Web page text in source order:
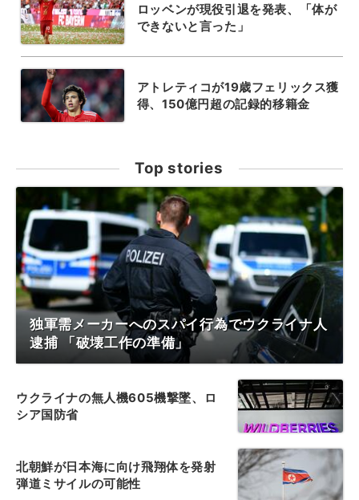
ロッベンが現役引退を発表、「体が
できないと言った」
アトレティコが19歳フェリックス獲
得、150億円超の記録的移籍金
Top stories
独軍需メーカーへのスパイ行為でウクライナ人
逮捕 「破壊工作の準備」
ウクライナの無人機605機撃墜、ロ
シア国防省
北朝鮮が日本海に向け飛翔体を発射
弾道ミサイルの可能性